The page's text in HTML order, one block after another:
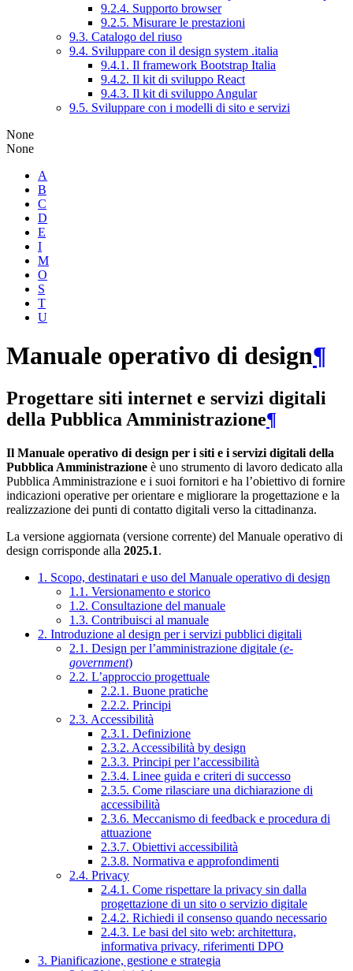
9.2.4. Supporto browser
9.2.5. Misurare le prestazioni
9.3. Catalogo del riuso
9.4. Sviluppare con il design system .italia
9.4.1. Il framework Bootstrap Italia
9.4.2. Il kit di sviluppo React
9.4.3. Il kit di sviluppo Angular
9.5. Sviluppare con i modelli di sito e servizi
None
None
A
B
C
D
E
I
M
O
S
T
U
Manuale operativo di design¶
Progettare siti internet e servizi digitali
della Pubblica Amministrazione¶
Il Manuale operativo di design per i siti e i servizi digitali della
Pubblica Amministrazione è uno strumento di lavoro dedicato alla
Pubblica Amministrazione e i suoi fornitori e ha l’obiettivo di fornire
indicazioni operative per orientare e migliorare la progettazione e la
realizzazione dei punti di contatto digitali verso la cittadinanza.
La versione aggiornata (versione corrente) del Manuale operativo di
design corrisponde alla 2025.1.
1. Scopo, destinatari e uso del Manuale operativo di design
1.1. Versionamento e storico
1.2. Consultazione del manuale
1.3. Contribuisci al manuale
2. Introduzione al design per i servizi pubblici digitali
2.1. Design per l’amministrazione digitale (e-
government)
2.2. L’approccio progettuale
2.2.1. Buone pratiche
2.2.2. Principi
2.3. Accessibilità
2.3.1. Definizione
2.3.2. Accessibilità by design
2.3.3. Principi per l’accessibilità
2.3.4. Linee guida e criteri di successo
2.3.5. Come rilasciare una dichiarazione di
accessibilità
2.3.6. Meccanismo di feedback e procedura di
attuazione
2.3.7. Obiettivi accessibilità
2.3.8. Normativa e approfondimenti
2.4. Privacy
2.4.1. Come rispettare la privacy sin dalla
progettazione di un sito o servizio digitale
2.4.2. Richiedi il consenso quando necessario
2.4.3. Le basi del sito web: architettura,
informativa privacy, riferimenti DPO
3. Pianificazione, gestione e strategia